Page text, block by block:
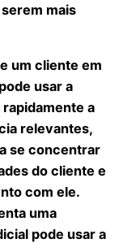
mais
um cliente em
usar a
a
relevantes,
se concentrar
do cliente e
com ele.
uma
pode usar a